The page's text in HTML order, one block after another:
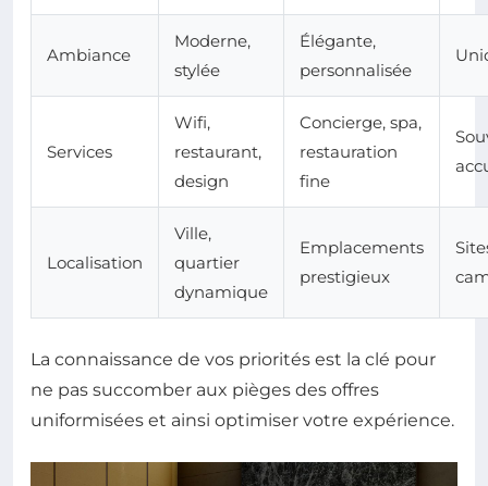
Ambiance
Moderne,
stylée
Élégante,
personnalisée
Services
Wifi,
restaurant,
design
Concierge, spa,
restauration
fine
Localisation
Ville,
quartier
dynamique
Emplacements
prestigieux
La connaissance de vos priorités est la clé pour
ne pas succomber aux pièges des offres
uniformisées et ainsi optimiser votre expérience.